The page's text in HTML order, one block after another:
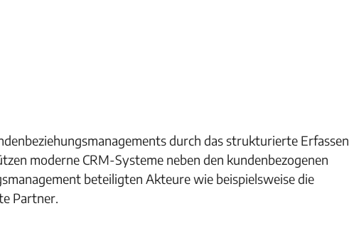
durch das strukturierte Erfassen
moderne CRM-Systeme neben den kundenbezogenen
beteiligten Akteure wie beispielsweise die
Partner.